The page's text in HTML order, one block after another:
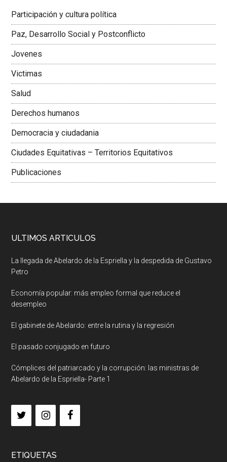
Colombiana
Participación y cultura política
Paz, Desarrollo Social y Postconflicto
Jovenes
Victimas
Salud
Derechos humanos
Democracia y ciudadania
Ciudades Equitativas – Territorios Equitativos
Publicaciones
ULTIMOS ARTICULOS
La llegada de Abelardo de la Espriella y la despedida de Gustavo
Petro
Economía popular: más empleo formal que reduce el
desempleo
El gabinete de Abelardo: entre la rutina y la regresión
El pasado conjugado en futuro
Cómplices del patriarcado y la corrupción: las ministras de
Abelardo de la Espriella- Parte 1
ETIQUETAS